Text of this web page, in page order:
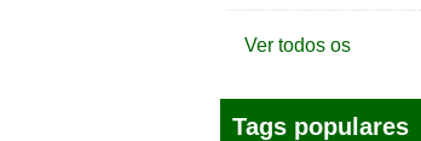
Ver todos os
Tags populares